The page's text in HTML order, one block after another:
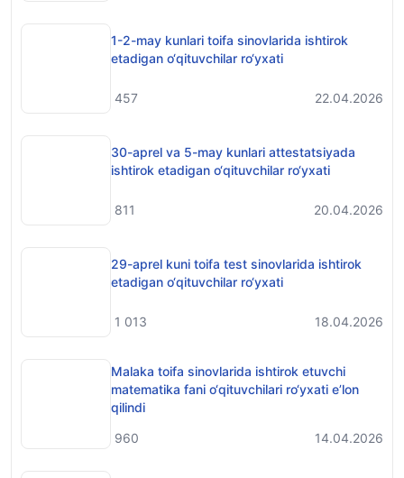
1-2-may kunlari toifa sinovlarida ishtirok
etadigan o‘qituvchilar ro‘yxati
457 22.04.2026
30-aprel va 5-may kunlari attestatsiyada
ishtirok etadigan o‘qituvchilar ro‘yxati
811 20.04.2026
29-aprel kuni toifa test sinovlarida ishtirok
etadigan o‘qituvchilar ro‘yxati
1 013 18.04.2026
Malaka toifa sinovlarida ishtirok etuvchi
matematika fani o‘qituvchilari ro‘yxati e’lon
qilindi
960
14.04.2026